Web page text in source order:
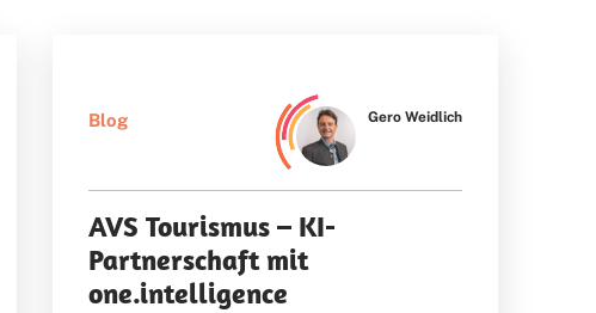
Blog Gero Weidlich
AVS Tourismus – KI-
Partnerschaft mit
one.intelligence